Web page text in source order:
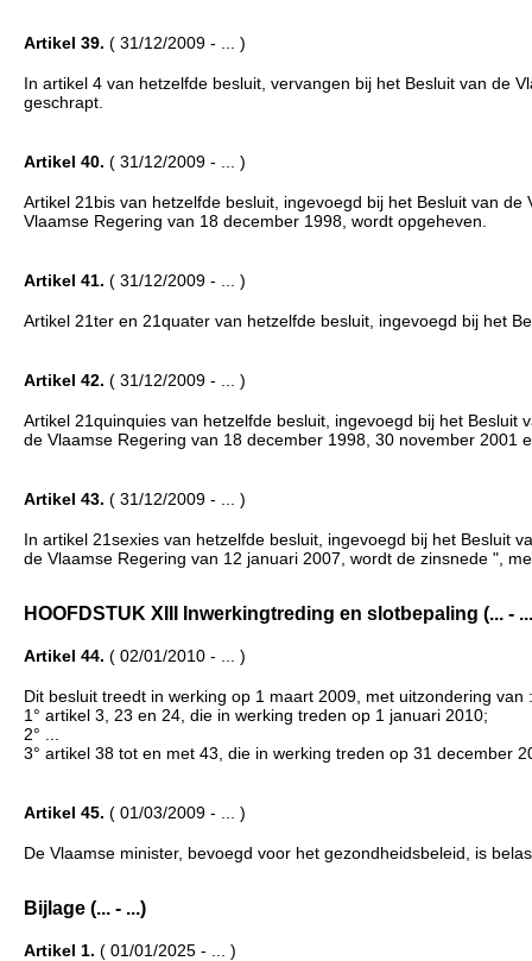
Artikel 39. ( 31/12/2009 - ... )
In artikel 4 van hetzelfde besluit, vervangen bij het Besluit van de
geschrapt.
Artikel 40. ( 31/12/2009 - ... )
Artikel 21bis van hetzelfde besluit, ingevoegd bij het Besluit van
Vlaamse Regering van 18 december 1998, wordt opgeheven.
Artikel 41. ( 31/12/2009 - ... )
Artikel 21ter en 21quater van hetzelfde besluit, ingevoegd bij het
Artikel 42. ( 31/12/2009 - ... )
Artikel 21quinquies van hetzelfde besluit, ingevoegd bij het
de Vlaamse Regering van 18 december 1998, 30 november 2001
Artikel 43. ( 31/12/2009 - ... )
In artikel 21sexies van hetzelfde besluit, ingevoegd bij het Besluit
de Vlaamse Regering van 12 januari 2007, wordt de zinsnede ",
HOOFDSTUK XIII Inwerkingtreding en slotbepaling (... -
Artikel 44. ( 02/01/2010 - ... )
Dit besluit treedt in werking op 1 maart 2009, met uitzondering van :
1° artikel 3, 23 en 24, die in werking treden op 1 januari 2010;
2° ...
3° artikel 38 tot en met 43, die in werking treden op 31 december
Artikel 45. ( 01/03/2009 - ... )
De Vlaamse minister, bevoegd voor het gezondheidsbeleid, is
Bijlage (... - ...)
Artikel 1. ( 01/01/2025 - ... )